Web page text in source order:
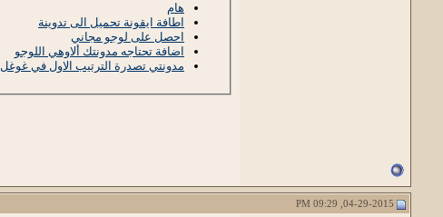
هام
اطافة ايقونة تحميل الى تدوينة
احصل على لوجو مجاني
اضافة تحتاجه مدونتك ألاوهي اللوجو
مدونتي تصدرة الترتيب الاول في غوغل